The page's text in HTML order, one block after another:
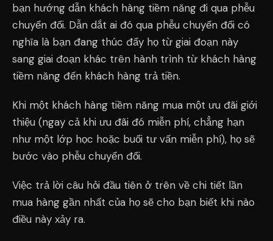
bạn hướng dẫn khách hàng tiềm năng đi qua phễu
chuyển đổi. Dẫn dắt ai đó qua phễu chuyển đổi có
nghĩa là bạn đang thúc đẩy họ từ giai đoạn này
sang giai đoạn khác trên hành trình từ khách hàng
tiềm năng đến khách hàng trả tiền.
Khi một khách hàng tiềm năng mua một ưu đãi giới
thiệu (ngay cả khi ưu đãi đó miễn phí, chẳng hạn
như một lớp học hoặc buổi tư vấn miễn phí), họ sẽ
bước vào phễu chuyển đổi.
Việc trả lời câu hỏi đầu tiên ở trên về chi tiết lần
mua hàng gần nhất của họ sẽ cho bạn biết khi nào
điều này xảy ra.